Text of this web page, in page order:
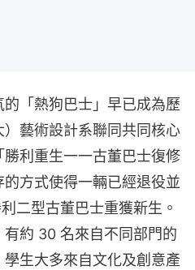
「熱狗巴士」早已成為歷
藝術設計系聯同共同核心
利重生一一古董巴士復修
方式使得一輛已經退役並
二型古董巴士重獲新生。
約 30 名來自不同部門的
生大多來自文化及創意產